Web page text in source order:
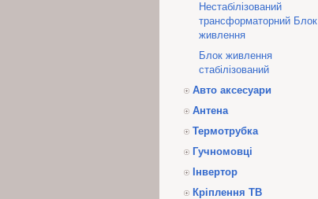
Нестабілізований
трансформаторний Блок
живлення
Блок живлення
стабілізований
Авто аксесуари
Антена
Термотрубка
Гучномовці
Інвертор
Кріплення ТВ